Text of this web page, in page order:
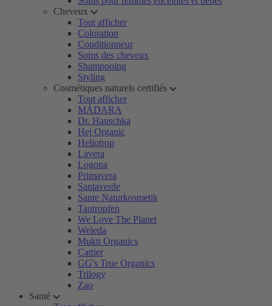
Cheveux
Tout afficher
Coloration
Conditionneur
Soins des cheveux
Shampooing
Styling
Cosmétiques naturels certifiés
Tout afficher
MÁDARA
Dr. Hauschka
Hej Organic
Heliotrop
Lavera
Logona
Primavera
Santaverde
Sante Naturkosmetik
Tautropfen
We Love The Planet
Weleda
Mukti Organics
Cattier
GG's True Organics
Trilogy
Zao
Santé